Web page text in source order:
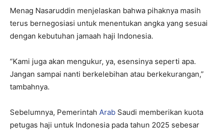
Menag Nasaruddin menjelaskan bahwa pihaknya masih
terus bernegosiasi untuk menentukan angka yang sesuai
dengan kebutuhan jamaah haji Indonesia.
“Kami juga akan mengukur, ya, esensinya seperti apa.
Jangan sampai nanti berkelebihan atau berkekurangan,”
tambahnya.
Sebelumnya, Pemerintah Arab Saudi memberikan kuota
petugas haji untuk Indonesia pada tahun 2025 sebesar